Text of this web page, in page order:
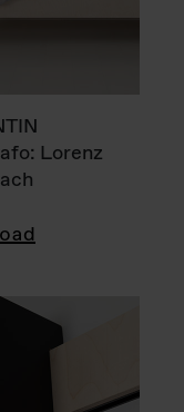
Lorenz